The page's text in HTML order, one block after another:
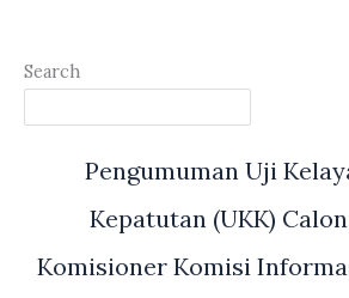
Search
Pengumuman Uji
Kepatutan (UKK)
Komisioner Komisi